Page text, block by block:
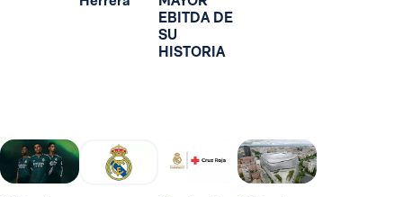
EBITDA DE
SU
HISTORIA